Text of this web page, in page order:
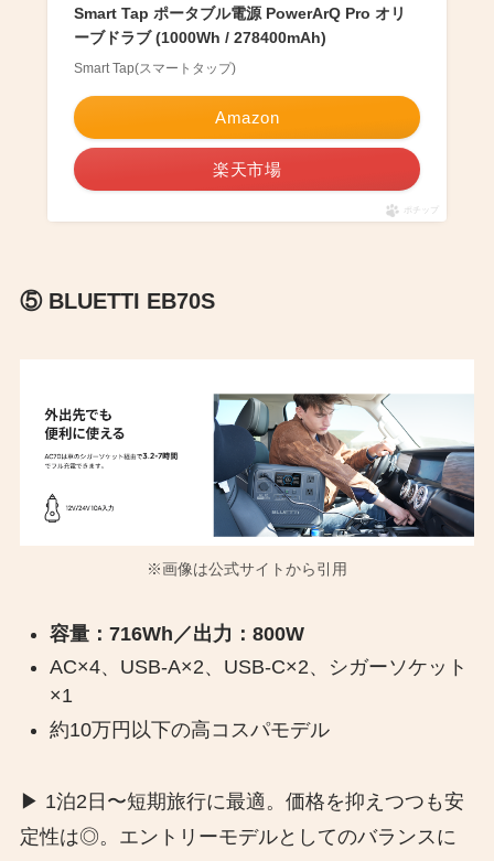
Smart Tap ポータブル電源 PowerArQ Pro オリ
ーブドラブ (1000Wh / 278400mAh)
Smart Tap(スマートタップ)
Amazon
楽天市場
ポチップ
⑤ BLUETTI EB70S
※画像は公式サイトから引用
容量：716Wh／出力：800W
AC×4、USB-A×2、USB-C×2、シガーソケット
×1
約10万円以下の高コスパモデル
▶︎ 1泊2日〜短期旅行に最適。価格を抑えつつも安
定性は◎。エントリーモデルとしてのバランスに